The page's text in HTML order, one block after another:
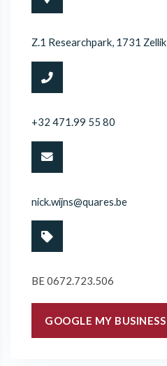
Z.1 Researchpark, 1731 Zellik
+32 471.99 55 80
nick.wijns@quares.be
BE 0672.723.506
GOOGLE MY BUSINESS